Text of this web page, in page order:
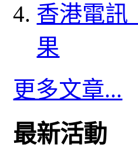
香港電訊
果
更多文章...
最新活動